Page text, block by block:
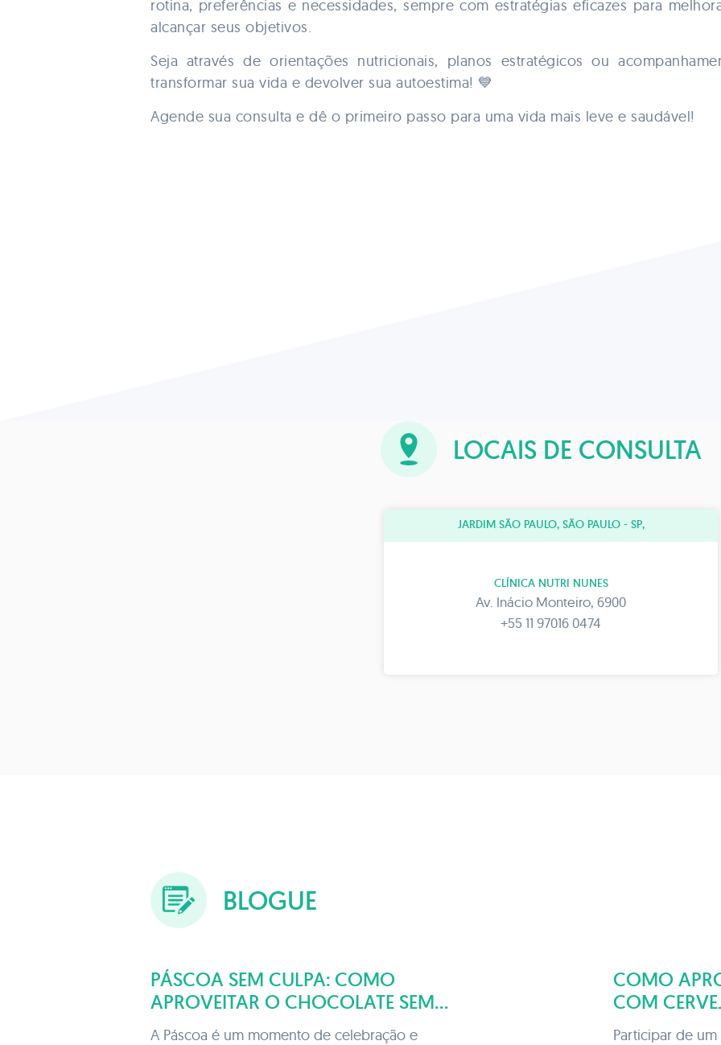
rotina, preferências e necessidades, sempre com estratégias eficazes para
alcançar seus objetivos.
Seja através de orientações nutricionais, planos estratégicos ou
transformar sua vida e devolver sua autoestima! 💙
Agende sua consulta e dê o primeiro passo para uma vida mais leve e saudável!
LOCAIS DE CONSULTA
JARDIM SÃO PAULO, SÃO PAULO - SP,
CLÍNICA NUTRI NUNES
Av. Inácio Monteiro, 6900
+55 11 97016 0474
BLOGUE
PÁSCOA SEM CULPA: COMO
APROVEITAR O CHOCOLATE SEM
EXAGERO!
A Páscoa é um momento de celebração e
COMO
COM
DIETA:
Participar de